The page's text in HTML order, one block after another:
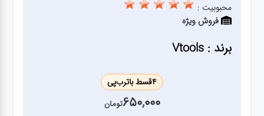
ابزار
بادی
محبوبیت :
فروش ویژه
برند : Vtools
4قسط باترب‌پی
650,000تومان